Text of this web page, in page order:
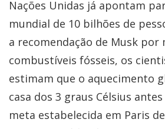
Nações Unidas já apontam
mundial de 10 bilhões de
a recomendação de Musk por
combustíveis fósseis, os
estimam que o aquecimento
casa dos 3 graus Célsius
meta estabelecida em Paris